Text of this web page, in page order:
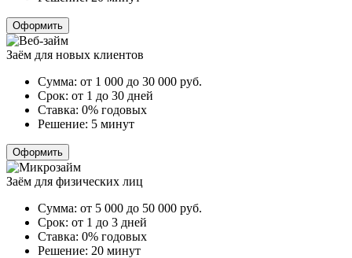
Оформить
Заём для новых клиентов
Сумма: от 1 000 до 30 000 руб.
Срок: от 1 до 30 дней
Ставка: 0% годовых
Решение: 5 минут
Оформить
Заём для физических лиц
Сумма: от 5 000 до 50 000 руб.
Срок: от 1 до 3 дней
Ставка: 0% годовых
Решение: 20 минут